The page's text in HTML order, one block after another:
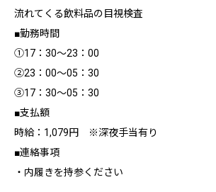
流れてくる飲料品の目視検査
■勤務時間
①17：30～23：00
②23：00～05：30
③17：30～05：30
■支払額
時給：1,079円 ※深夜手当有り
■連絡事項
・内履きを持参ください